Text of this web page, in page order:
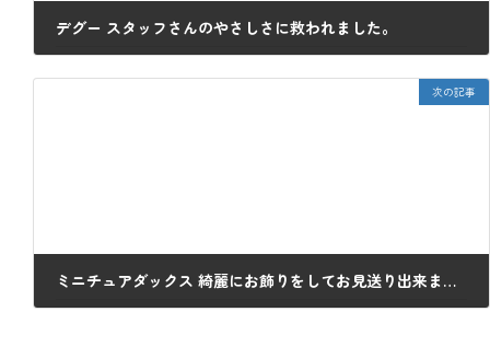
デグー スタッフさんのやさしさに救われました。
次の記事
ミニチュアダックス 綺麗にお飾りをしてお見送り出来ました。